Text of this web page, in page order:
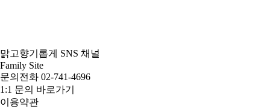
맑고향기롭게 SNS 채널
Family Site
문의전화 02-741-4696
1:1 문의 바로가기
이용약관